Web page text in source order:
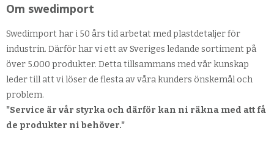
Om swedimport
Swedimport har i 50 års tid arbetat med plastdetaljer för
industrin. Därför har vi ett av Sveriges ledande sortiment på
över 5.000 produkter. Detta tillsammans med vår kunskap
leder till att vi löser de flesta av våra kunders önskemål och
problem.
"Service är vår styrka och därför kan ni räkna med att få
de produkter ni behöver."